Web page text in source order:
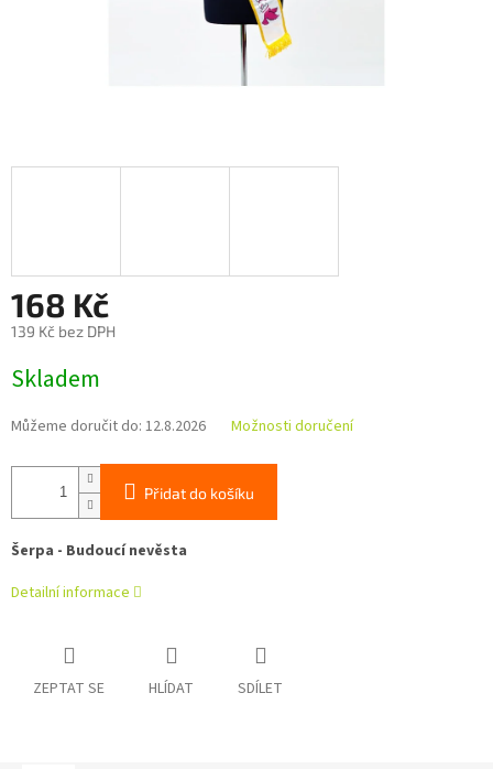
168 Kč
139 Kč bez DPH
cena:
Skladem
Můžeme doručit do: 12.8.2026 Možnosti doručení
Přidat do košíku
Šerpa - Budoucí nevěsta
Detailní informace
ZEPTAT SE HLÍDAT SDÍLET